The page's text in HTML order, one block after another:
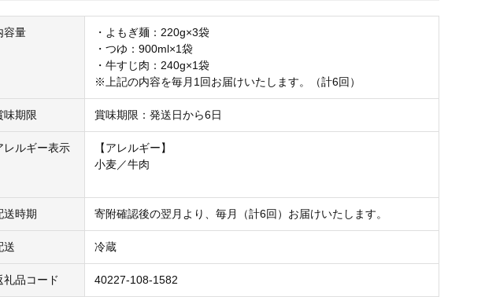
容量
・よもぎ麺：220g×3袋
・つゆ：900ml×1袋
・牛すじ肉：240g×1袋
※上記の内容を毎月1回お届けいたします。（計6回）
味期限 賞味期限：発送日から6日
レルギー表示
【アレルギー】
小麦／牛肉
送時期 寄附確認後の翌月より、毎月（計6回）お届けいたします。
送 冷蔵
礼品コード 40227-108-1582